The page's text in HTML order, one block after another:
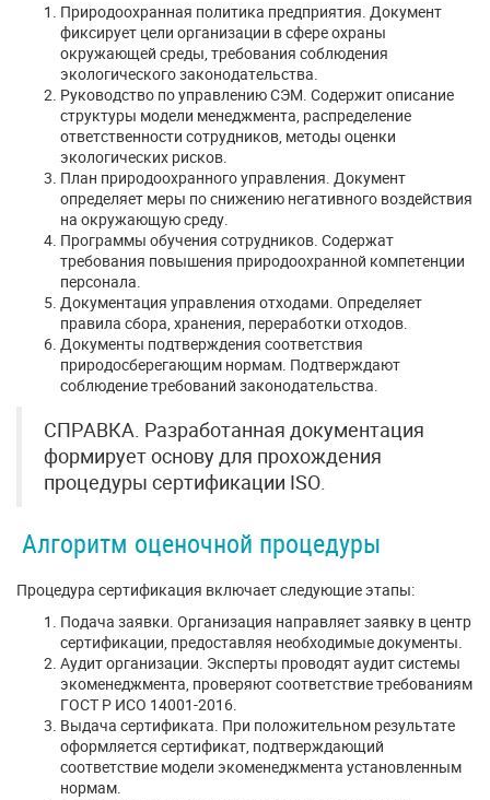
Природоохранная политика предприятия. Документ
фиксирует цели организации в сфере охраны
окружающей среды, требования соблюдения
экологического законодательства.
Руководство по управлению СЭМ. Содержит описание
структуры модели менеджмента, распределение
ответственности сотрудников, методы оценки
экологических рисков.
План природоохранного управления. Документ
определяет меры по снижению негативного воздействия
на окружающую среду.
Программы обучения сотрудников. Содержат
требования повышения природоохранной компетенции
персонала.
Документация управления отходами. Определяет
правила сбора, хранения, переработки отходов.
Документы подтверждения соответствия
природосберегающим нормам. Подтверждают
соблюдение требований законодательства.
СПРАВКА. Разработанная документация
формирует основу для прохождения
процедуры сертификации ISO.
Алгоритм оценочной процедуры
Процедура сертификация включает следующие этапы:
Подача заявки. Организация направляет заявку в центр
сертификации, предоставляя необходимые документы.
Аудит организации. Эксперты проводят аудит системы
экоменеджмента, проверяют соответствие требованиям
ГОСТ Р ИСО 14001-2016.
Выдача сертификата. При положительном результате
оформляется сертификат, подтверждающий
соответствие модели экоменеджмента установленным
нормам.